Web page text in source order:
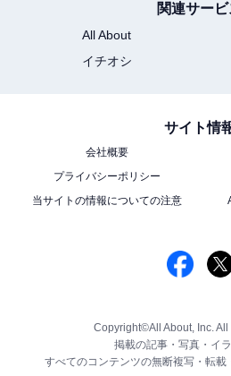
関連サービ
All About
イチオシ
サイト情
会社概要
プライバシーポリシー
当サイトの情報についての注意
Copyright©All About, Inc.
掲載の記事・写真・イラ
すべてのコンテンツの無断複写・転載